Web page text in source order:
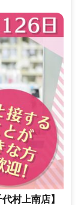
村上南店】